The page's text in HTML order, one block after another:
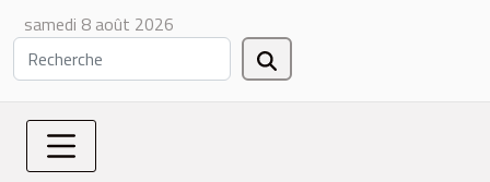
samedi 8 août 2026